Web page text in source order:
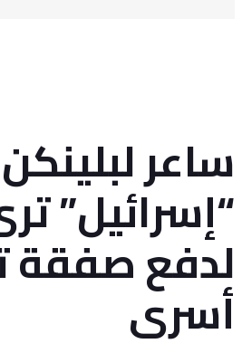
ساعر
“إسرائيل”
لدفع صفقة
أسرى